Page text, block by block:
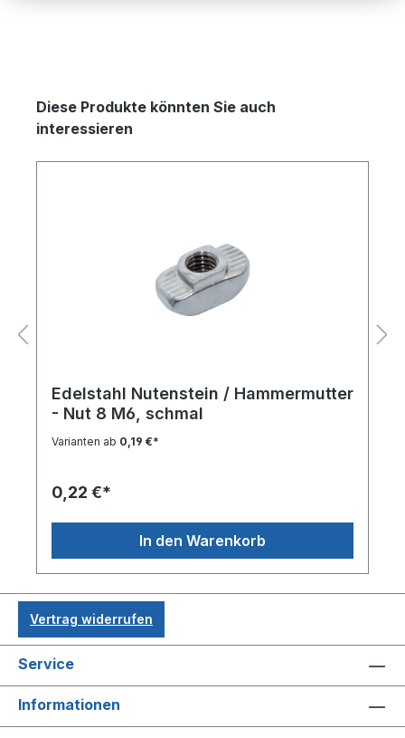
Produktgalerie überspringen
Diese Produkte könnten Sie auch
interessieren
Edelstahl Nutenstein / Hammermutter
- Nut 8 M6, schmal
Varianten ab 0,19 €*
0,22 €*
In den Warenkorb
Vertrag widerrufen
Service
Informationen